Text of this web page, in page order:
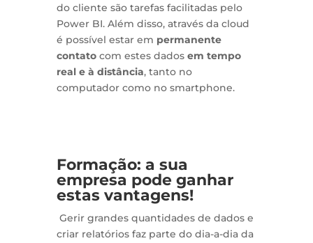
do cliente são tarefas facilitadas pelo
Power BI. Além disso, através da cloud
é possível estar em permanente
contatocom estes dados em tempo
real e à distância, tanto no
computador como no smartphone.
Formação: a sua
empresa pode ganhar
estas vantagens!
Gerir grandes quantidades de dados e
criar relatórios faz parte do dia-a-dia da